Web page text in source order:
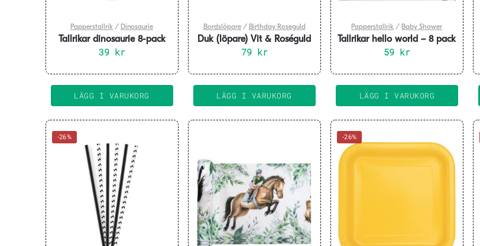
Papperstallrik / Dinosaurie
Tallrikar dinosaurie 8-pack
39 kr
LÄGG I VARUKORG
Bordslöpare/ Birthday Roseguld
Duk (löpare) Vit & Roséguld
30 år, 30×500 cm
79 kr
LÄGG I VARUKORG
Papperstallrik / Baby Shower
Tallrikar hello world – 8 pack
59 kr
LÄGG I VARUKORG
-26% -26%